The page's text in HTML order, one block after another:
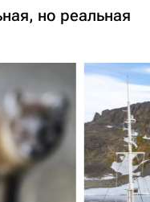
но реальная